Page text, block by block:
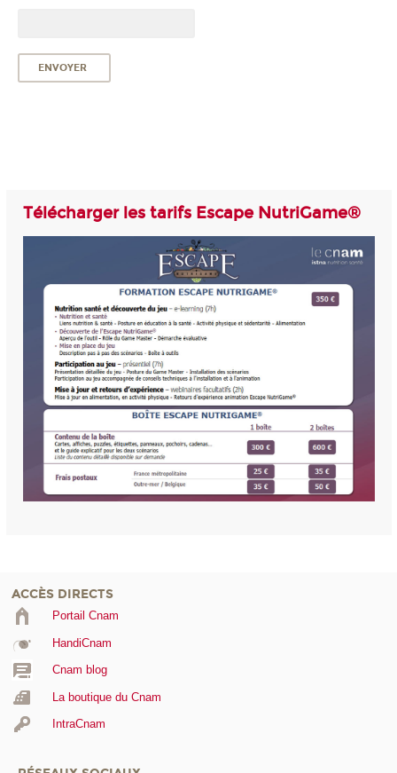
Télécharger les tarifs Escape NutriGame®
ACCÈS DIRECTS
Portail Cnam
HandiCnam
Cnam blog
La boutique du Cnam
IntraCnam